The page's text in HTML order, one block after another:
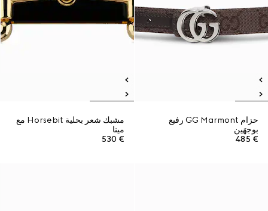
حزام GG Marmont رفيع
بوجهَين
€ 485
مشبك شعر بحلية Horsebit مع
مينا
€ 530